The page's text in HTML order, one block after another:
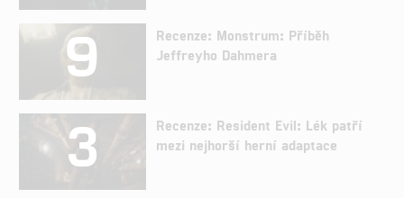
9
Recenze: Monstrum: Příběh
Jeffreyho Dahmera
3
Recenze: Resident Evil: Lék patří
mezi nejhorší herní adaptace